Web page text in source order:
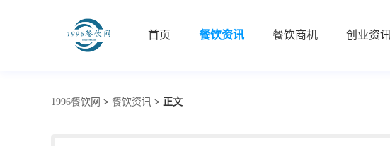
首页 餐饮资讯 餐饮商机 创业资
1996餐饮网 > 餐饮资讯 > 正文